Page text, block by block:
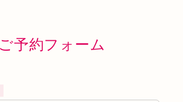
ご予約フォーム